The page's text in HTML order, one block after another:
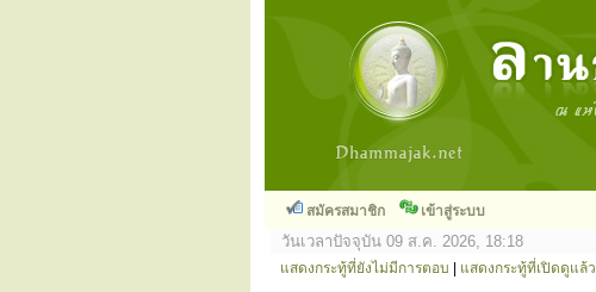
สมัครสมาชิก เข้าสู่ระบบ
วันเวลาปัจจุบัน 09 ส.ค. 2026, 18:18
แสดงกระทู้ที่ยังไม่มีการตอบ แสดงกระทู้ที่เปิดดูแล้ว